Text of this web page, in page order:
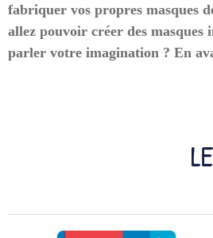
fabriquer vos propres masques
allez pouvoir créer des masques
parler votre imagination ? En